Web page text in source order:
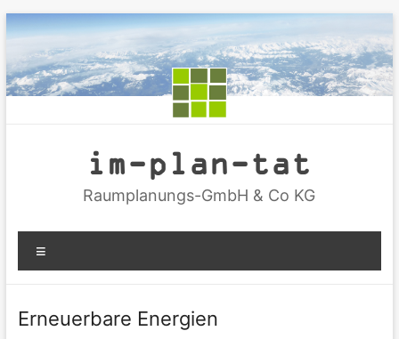
Zum
Inhalt
springen
im-plan-tat
Raumplanungs-GmbH & Co KG
Erneuerbare Energien